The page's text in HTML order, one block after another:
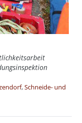
,Schneide- und